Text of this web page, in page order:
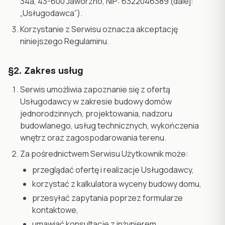
„Usługodawca”).
Korzystanie z Serwisu oznacza akceptację
niniejszego Regulaminu.
§2. Zakres usług
Serwis umożliwia zapoznanie się z ofertą
Usługodawcy w zakresie budowy domów
jednorodzinnych, projektowania, nadzoru
budowlanego, usług technicznych, wykończenia
wnętrz oraz zagospodarowania terenu.
Za pośrednictwem Serwisu Użytkownik może:
przeglądać ofertę i realizacje Usługodawcy,
korzystać z kalkulatora wyceny budowy domu,
przesyłać zapytania poprzez formularze
kontaktowe,